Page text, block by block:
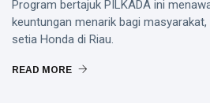
Program bertajuk PILKADA ini
keuntungan menarik bagi
setia Honda di Riau.
READ MORE